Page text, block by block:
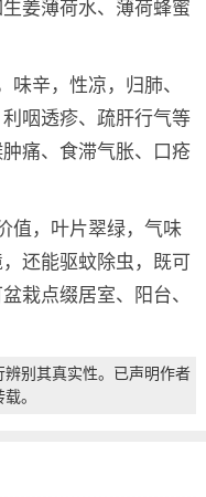
姜薄荷水、薄荷蜂蜜
辛，性凉，归肺、
咽透疹、疏肝行气等
痛、食滞气胀、口疮
值，叶片翠绿，气味
还能驱蚊除虫，既可
栽点缀居室、阳台、
别其真实性。已声明作者
。